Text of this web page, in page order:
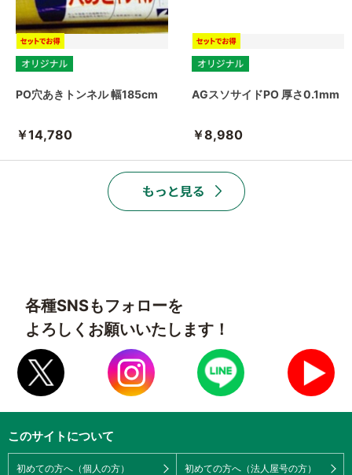
PO穴あきトンネル 幅185cm
￥14,780
AGスソサイドPO 厚さ0.1mm
￥8,980
各種SNSもフォローを
よろしくお願いいたします！
このサイトについて
初めての方へ（個人の方） 初めての方へ（法人屋号の方）